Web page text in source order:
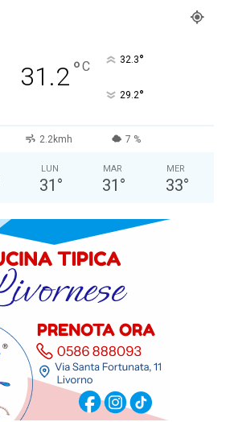
31.2°C 32.3°
29.2°
2.2kmh 7 %
LUN
31 °
MAR
31 °
MER
33°